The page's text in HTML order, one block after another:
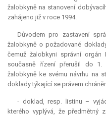
žalobkyně na stanovení
zahájeno již v roce 1994.
Důvodem pro zastavení
žalobkyně o požadované
čemuž žalobkyni správní
současně řízení přerušil do 1.
žalobkyně ke svému návrhu na
doklady týkající se právem
- doklad, resp. listinu –
kterého vyplývá, že předmětný